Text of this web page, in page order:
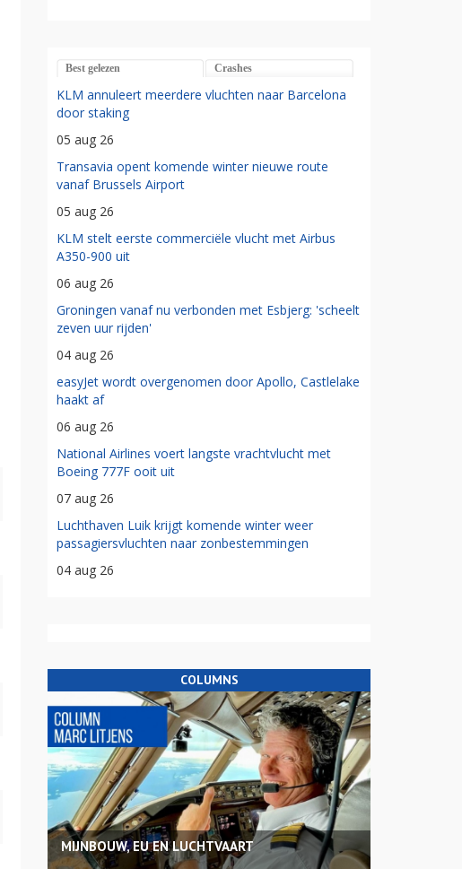
Best gelezen Crashes
KLM annuleert meerdere vluchten naar Barcelona
door staking
05 aug 26
Transavia opent komende winter nieuwe route
vanaf Brussels Airport
05 aug 26
KLM stelt eerste commerciële vlucht met Airbus
A350-900 uit
06 aug 26
Groningen vanaf nu verbonden met Esbjerg: 'scheelt
zeven uur rijden'
04 aug 26
easyJet wordt overgenomen door Apollo, Castlelake
haakt af
06 aug 26
National Airlines voert langste vrachtvlucht met
Boeing 777F ooit uit
07 aug 26
Luchthaven Luik krijgt komende winter weer
passagiersvluchten naar zonbestemmingen
04 aug 26
COLUMNS
MIJNBOUW, EU EN LUCHTVAART